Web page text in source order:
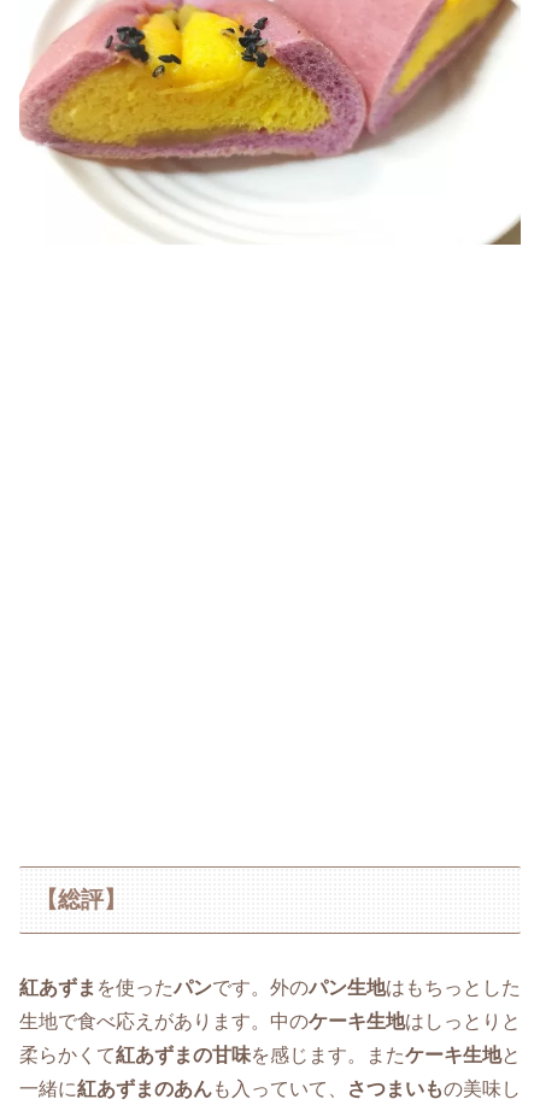
【総評】
紅あずま を使ったパンです。外のパン生地はもちっとした
生地で食べ応えがあります。中のケーキ生地はしっとりと
柔らかくて紅あずまの甘味を感じます。またケーキ生地と
一緒に紅あずまのあんも入っていて、 さつまいもの美味し